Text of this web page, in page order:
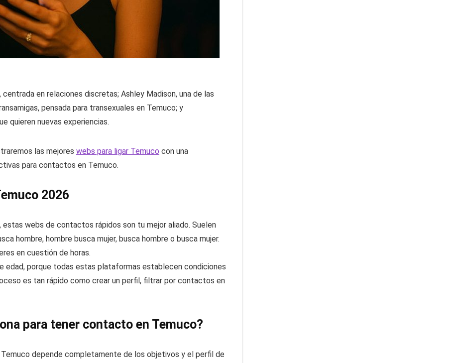
en relaciones discretas; Ashley Madison, una de las
pensada para transexuales en Temuco; y
quieren nuevas experiencias.
las mejores webs para ligar Temuco con una
para contactos en Temuco.
2026
webs de contactos rápidos son tu mejor aliado. Suelen
hombre, hombre busca mujer, busca hombre o busca mujer.
en cuestión de horas.
edad, porque todas estas plataformas establecen condiciones
es tan rápido como crear un perfil, filtrar por contactos en
para tener contacto en Temuco?
depende completamente de los objetivos y el perfil de